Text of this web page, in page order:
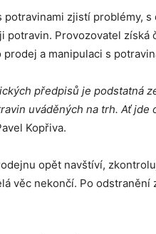
zjistí problémy,
potravin. Provozovatel získá
a manipulaci s
předpisů je podstatná
uváděných na trh. Ať jde
Kopřiva.
opět navštíví,
věc nekončí. Po